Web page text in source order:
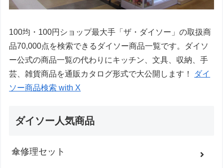
100均・100円ショップ最大手「ザ・ダイソー」の取扱商
品70,000点を検索できるダイソー商品一覧です。ダイソ
ー公式の商品一覧の代わりにキッチン、文具、収納、手
芸、雑貨商品を通販カタログ形式で大公開します！
ダイ
ソー商品検索 with X
ダイソー人気商品
傘修理セット